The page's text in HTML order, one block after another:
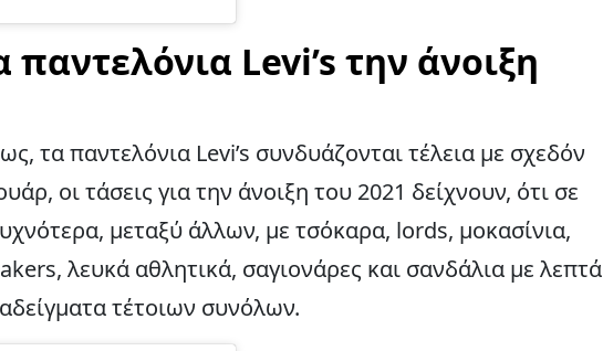
Levi’s την άνοιξη
τα παντελόνια Levi’s συνδυάζονται τέλεια με σχεδόν
οι τάσεις για την άνοιξη του 2021 δείχνουν, ότι σε
μεταξύ άλλων, με τσόκαρα, lords, μοκασίνια,
λευκά αθλητικά, σαγιονάρες και σανδάλια με λεπτά
τέτοιων συνόλων.